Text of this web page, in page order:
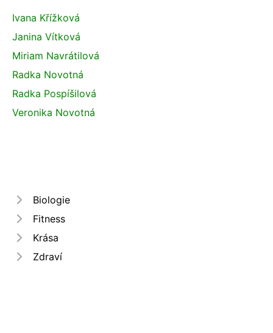
Ivana Křížková
Janina Vítková
Miriam Navrátilová
Radka Novotná
Radka Pospíšilová
Veronika Novotná
Biologie
Fitness
Krása
Zdraví